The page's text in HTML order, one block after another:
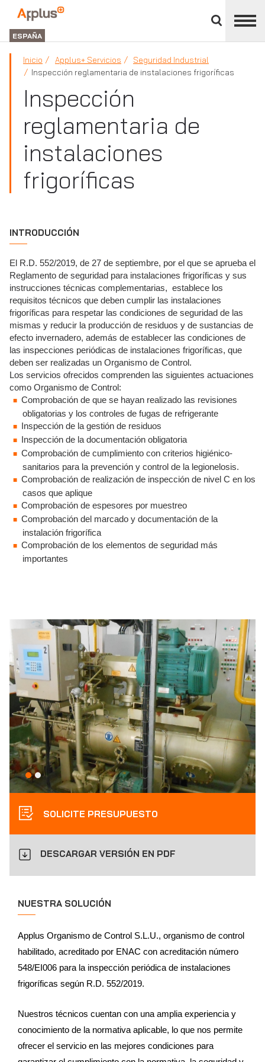
panel
Applus+
GROUP
ESPAÑA
Inicio Applus+ Servicios
Seguridad Industrial
Inspección reglamentaria de instalaciones frigoríficas
Inspección
reglamentaria de
instalaciones
frigoríficas
INTRODUCCIÓN
El R.D. 552/2019, de 27 de septiembre, por el que se aprueba el
Reglamento de seguridad para instalaciones frigoríficas y sus
instrucciones técnicas complementarias, establece los
requisitos técnicos que deben cumplir las instalaciones
frigoríficas para respetar las condiciones de seguridad de las
mismas y reducir la producción de residuos y de sustancias de
efecto invernadero, además de establecer las condiciones de
las inspecciones periódicas de instalaciones frigoríficas, que
deben ser realizadas un Organismo de Control.
Los servicios ofrecidos comprenden las siguientes actuaciones
como Organismo de Control:
Comprobación de que se hayan realizado las revisiones
obligatorias y los controles de fugas de refrigerante
Inspección de la gestión de residuos
Inspección de la documentación obligatoria
Comprobación de cumplimiento con criterios higiénico-
sanitarios para la prevención y control de la legionelosis.
Comprobación de realización de inspección de nivel C en los
casos que aplique
Comprobación de espesores por muestreo
Comprobación del marcado y documentación de la
instalación frigorífica
Comprobación de los elementos de seguridad más
importantes
SOLICITE PRESUPUESTO
DESCARGAR VERSIÓN EN PDF
NUESTRA SOLUCIÓN
Applus Organismo de Control S.L.U., organismo de control
habilitado, acreditado por ENAC con acreditación número
548/EI006 para la inspección periódica de instalaciones
frigoríficas según R.D. 552/2019.
Nuestros técnicos cuentan con una amplia experiencia y
conocimiento de la normativa aplicable, lo que nos permite
ofrecer el servicio en las mejores condiciones para